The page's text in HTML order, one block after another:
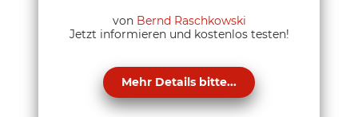
von Bernd Raschkowski
Jetzt informieren und kostenlos testen!
Mehr Details bitte...